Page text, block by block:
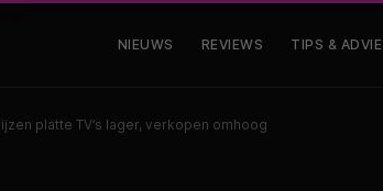
NIEUWS REVIEWS TIPS &
platte TV’s lager, verkopen omhoog